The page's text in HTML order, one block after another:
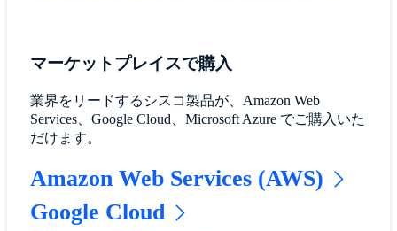
マーケットプレイスで購入
業界をリードするシスコ製品が、Amazon Web
Services、Google Cloud、Microsoft Azure でご購入いた
だけます。
Amazon Web Services (AWS)
Google Cloud